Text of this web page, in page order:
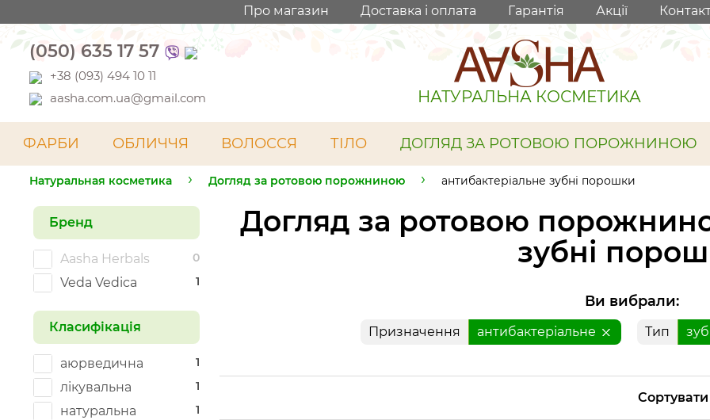
Про магазин Доставка і оплата Гарантія Акції
(050) 635 17 57
+38 (093) 494 10 11
aasha.com.ua@gmail.com
НАТУРАЛЬНА КОСМЕТИКА
ФАРБИ ОБЛИЧЧЯ ВОЛОССЯ ТІЛО ДОГЛЯД ЗА РОТОВОЮ ПОРОЖНИНОЮ
Натуральная косметика Догляд за ротовою порожниною антибактеріальне зубні порошки
Догляд за ротовою
зубні
Ви вибрали:
Призначення антибактеріальне Тип
Сортувати
Бренд
0
Aasha Herbals
1
Veda Vedica
Класифікація
1
аюрведична
1
лікувальна
1
натуральна